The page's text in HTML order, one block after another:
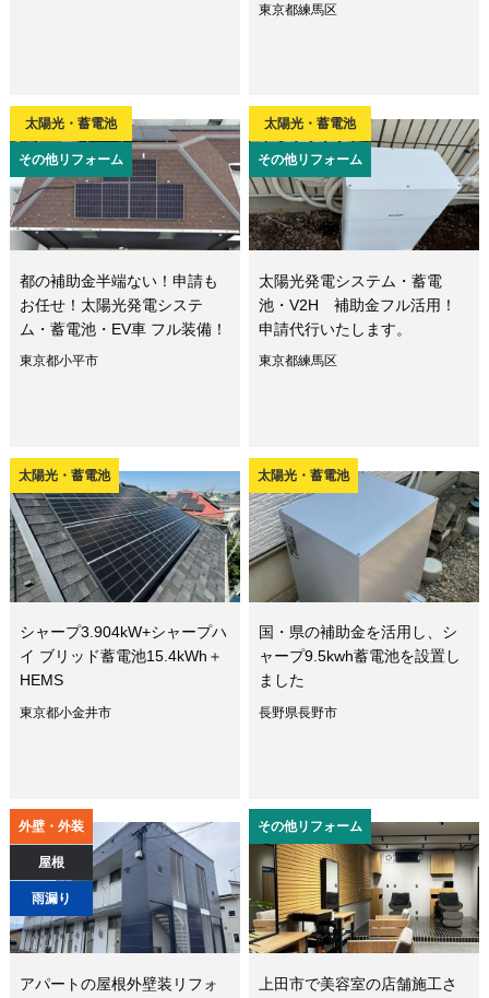
東京都練馬区
太陽光・蓄電池
その他リフォーム
都の補助金半端ない！申請も
お任せ！太陽光発電システ
ム・蓄電池・EV車 フル装備！
東京都小平市
太陽光・蓄電池
その他リフォーム
太陽光発電システム・蓄電
池・V2H 補助金フル活用！
申請代行いたします。
東京都練馬区
太陽光・蓄電池
シャープ3.904kW+シャープハ
イ ブリッド蓄電池15.4kWh＋
HEMS
東京都小金井市
太陽光・蓄電池
国・県の補助金を活用し、シ
ャープ9.5kwh蓄電池を設置し
ました
長野県長野市
外壁・外装
屋根
雨漏り
アパートの屋根外壁装リフォ
その他リフォーム
上田市で美容室の店舗施工さ